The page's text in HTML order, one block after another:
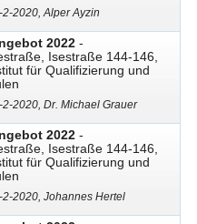
2020, Alper Ayzin
2022 -
Isestraße 144-146,
für Qualifizierung und
2020, Dr. Michael Grauer
2022 -
Isestraße 144-146,
für Qualifizierung und
2020, Johannes Hertel